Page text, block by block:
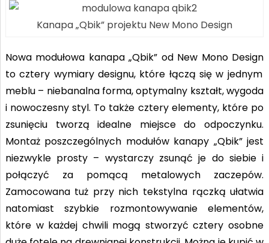
Kanapa „Qbik” projektu New Mono Design
Nowa modułowa kanapa „Qbik” od New Mono Design
to cztery wymiary designu, które łączą się w jednym
meblu – niebanalna forma, optymalny kształt, wygoda
i nowoczesny styl. To także cztery elementy, które po
zsunięciu tworzą idealne miejsce do odpoczynku.
Montaż poszczególnych modułów kanapy „Qbik” jest
niezwykle prosty – wystarczy zsunąć je do siebie i
połączyć za pomącą metalowych zaczepów.
Zamocowana tuż przy nich tekstylna rączką ułatwia
natomiast szybkie rozmontowywanie elementów,
które w każdej chwili mogą stworzyć cztery osobne